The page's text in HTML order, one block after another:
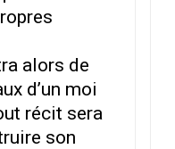
alors de
d’un moi
récit sera
son